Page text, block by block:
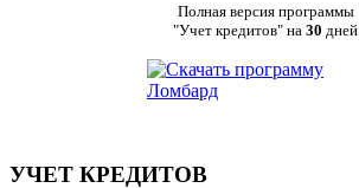
Полная версия программы
"Учет кредитов" на 30 дней
УЧЕТ КРЕДИТОВ